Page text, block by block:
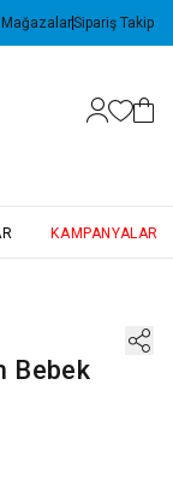
MağazalarSipariş Takip
KAMPANYALAR
Bebek